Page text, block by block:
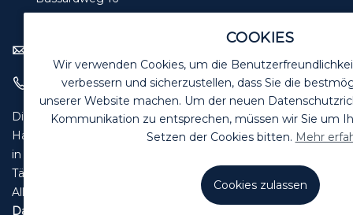
COOKIES
Wir verwenden Cookies, um die
verbessern und sicherzustellen, dass Sie die
unserer Website machen. Um der neuen
Kommunikation zu entsprechen, müssen wir Sie um
Setzen der Cookies bitten. Mehr
Cookies zulassen
41468 Neuss
+49 (0) 2131 – 71 8090
Die Angebote in diesem Katalog sind für Industrie,
Handwerk und Handel zur Verwendung
in der selbstständigen, beruflichen oder gewerblichen
Tätigkeit bestimmt.
Alle unsere Preise im Katalog sind zuzüglich gesetzl. MwSt.
Datenschutzerklärung